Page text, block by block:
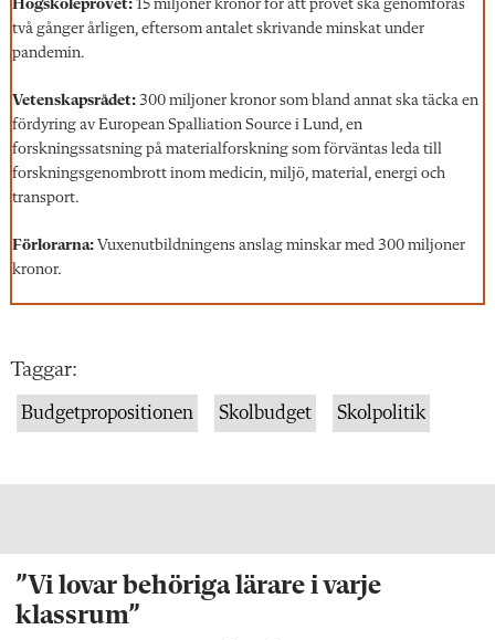
Högskoleprovet: 15 miljoner kronor för att provet ska genomföras
två gånger årligen, eftersom antalet skrivande minskat under
pandemin.
Vetenskapsrådet: 300 miljoner kronor som bland annat ska täcka en
fördyring av European Spalliation Source i Lund, en
forskningssatsning på materialforskning som förväntas leda till
forskningsgenombrott inom medicin, miljö, material, energi och
transport.
Förlorarna: Vuxenutbildningens anslag minskar med 300 miljoner
kronor.
Taggar:
Budgetpropositionen Skolbudget Skolpolitik
”Vi lovar behöriga lärare i varje
klassrum”